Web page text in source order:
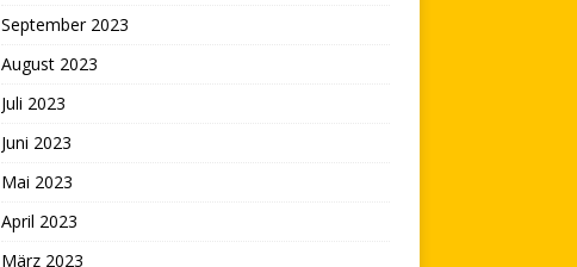
September 2023
August 2023
Juli 2023
Juni 2023
Mai 2023
April 2023
März 2023